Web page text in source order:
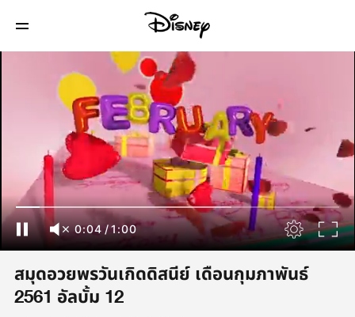
0:05 /1:00
สมุดอวยพรวันเกิดดิสนีย์ เดือนกุมภาพันธ์
2561 อัลบั้ม 12